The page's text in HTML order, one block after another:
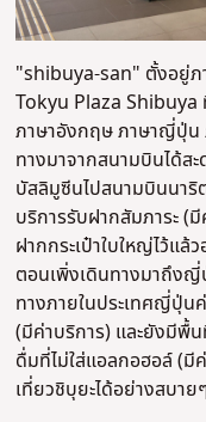
"shibuya-san" ตั้งอยู่ภ
Tokyu Plaza Shibuya
ภาษาอังกฤษ ภาษาญี่ปุ่น
ทางมาจากสนามบินได้ส
บัสลิมูซีนไปสนามบินนาริ
บริการรับฝากสัมภาระ (มี
ฝากกระเป๋าใบใหญ่ไว้แล้
ตอนเพิ่งเดินทางมาถึงญี่
ทางภายในประเทศญี่ปุ่น
(มีค่าบริการ) และยังมีพื้
ดื่มที่ไม่ใส่แอลกอฮอล์ (มี
เที่ยวชิบุยะได้อย่างสบาย